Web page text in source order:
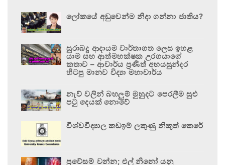
ලෝකයේ අඩුවෙන්ම නිදා ගන්නා ජාතිය?
සුරාබදු ආදායම වාර්තාගත ලෙස ඉහළ
යාම සහ ආත්මභක්ෂක උරගයාගේ
කතාව – ආචාර්ය ප්‍රණීත් අභයසුන්දර
හිටපු මානව විද්‍යා මහාචාර්ය
නැව් වලින් බහලුම් මුහුදට පෙරලීම සුළු
පටු දෙයක් නොවේ
විශ්වවිද්‍යාල කඩඉම් ලකුණු නිකුත් කෙරේ
ප්‍රවේසම් වන්න; එල් නිනෝ යනු